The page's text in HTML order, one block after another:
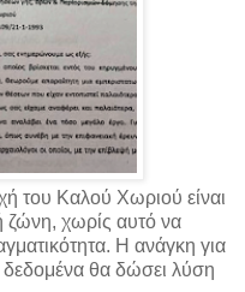
του Καλού Χωριού είναι
ζώνη, χωρίς αυτό να
Η ανάγκη για
θα δώσει λύση